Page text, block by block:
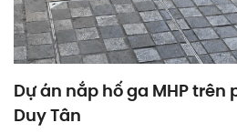
Dự án nắp hố ga MHP trên
Duy Tân